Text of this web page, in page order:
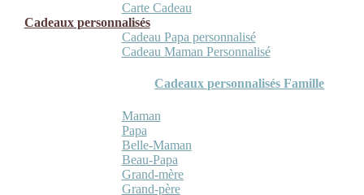
Carte Cadeau
Cadeaux personnalisés
Cadeau Papa personnalisé
Cadeau Maman Personnalisé
Cadeaux personnalisés Famille
Maman
Papa
Belle-Maman
Beau-Papa
Grand-mère
Grand-père